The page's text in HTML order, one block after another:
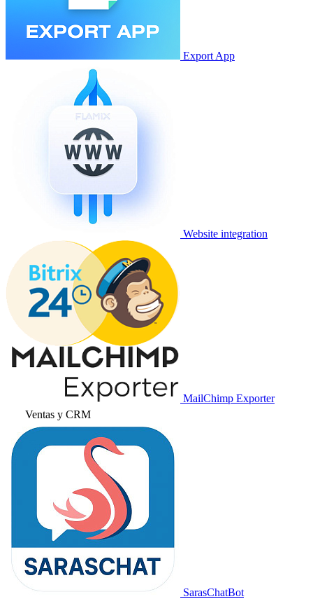
Export App
Website integration
MailChimp Exporter
Ventas y CRM
SarasChatBot